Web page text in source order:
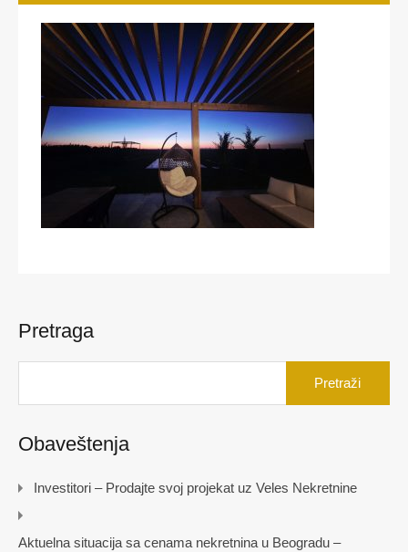
Pretraga
Obaveštenja
Investitori – Prodajte svoj projekat uz Veles Nekretnine
Aktuelna situacija sa cenama nekretnina u Beogradu –